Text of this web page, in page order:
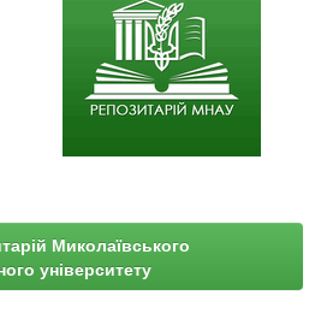
Миколаївського
університету